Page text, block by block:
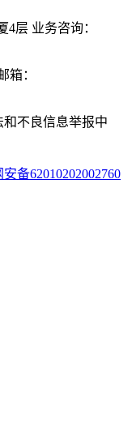
层 业务咨询：
箱：
不良信息举报中
备62010202002760